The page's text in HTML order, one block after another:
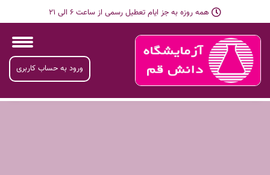
همه روزه به جز ایام تعطیل رسمی از ساعت 6 الی 21
ورود به حساب کاربری